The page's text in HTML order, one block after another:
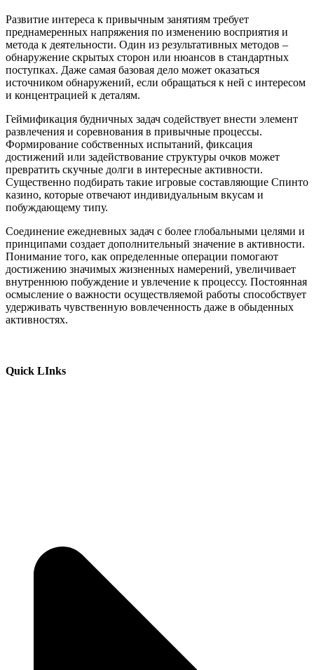
Развитие интереса к привычным занятиям требует
преднамеренных напряжения по изменению восприятия и
метода к деятельности. Один из результативных методов –
обнаружение скрытых сторон или нюансов в стандартных
поступках. Даже самая базовая дело может оказаться
источником обнаружений, если обращаться к ней с интересом
и концентрацией к деталям.
Геймификация будничных задач содействует внести элемент
развлечения и соревнования в привычные процессы.
Формирование собственных испытаний, фиксация
достижений или задействование структуры очков может
превратить скучные долги в интересные активности.
Существенно подбирать такие игровые составляющие Спинто
казино, которые отвечают индивидуальным вкусам и
побуждающему типу.
Соединение ежедневных задач с более глобальными целями и
принципами создает дополнительный значение в активности.
Понимание того, как определенные операции помогают
достижению значимых жизненных намерений, увеличивает
внутреннюю побуждение и увлечение к процессу. Постоянная
осмысление о важности осуществляемой работы способствует
удерживать чувственную вовлеченность даже в обыденных
активностях.
Quick LInks